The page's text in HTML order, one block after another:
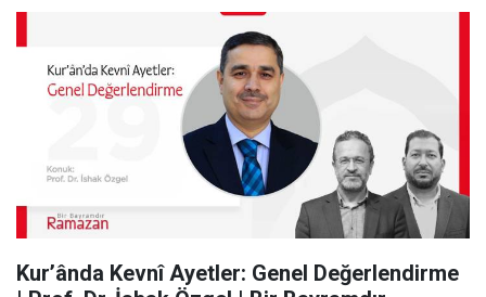
Kur’ânda Kevnî Ayetler: Genel Değerlendirme